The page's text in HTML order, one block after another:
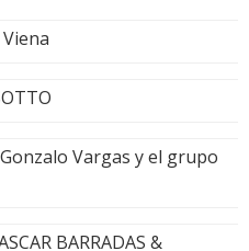
Vargas y el grupo
BARRADAS &